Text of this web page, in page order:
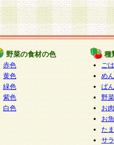
野菜の食材の色
赤色
黄色
緑色
紫色
白色
種
ご
めん
ぱん
野
お
お
た
サ